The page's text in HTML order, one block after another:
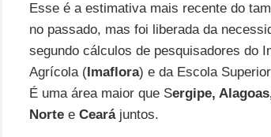
Esse é a estimativa mais recente do
no passado, mas foi liberada da
segundo cálculos de pesquisadores do
Agrícola (Imaflora) e da Escola
É uma área maior que Sergipe,
Nortee Cearájuntos.